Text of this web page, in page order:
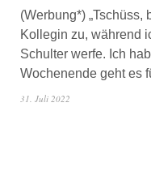
(Werbung*) „Tschüss,
Kollegin zu, während
Schulter werfe. Ich
Wochenende geht es
31. Juli 2022